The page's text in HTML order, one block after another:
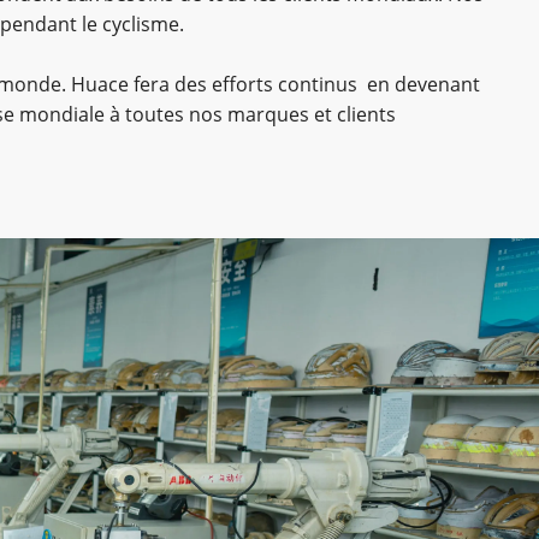
le cyclisme.
Huace fera des efforts continus en devenant
mondiale à toutes nos marques et clients